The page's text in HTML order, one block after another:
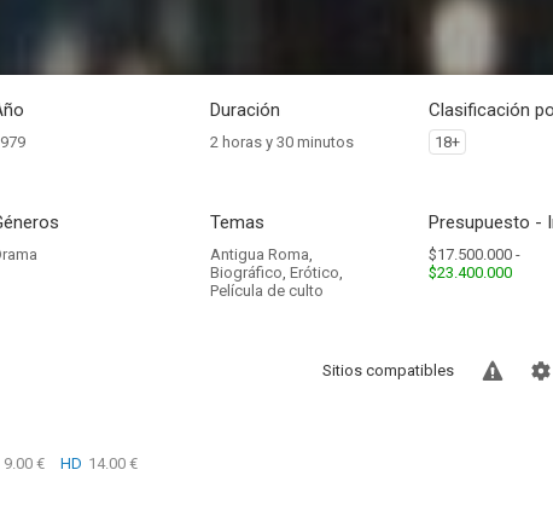
Duración
2 horas y 30 minutos
Clasificación
18+
Temas
Antigua Roma,
Biográfico, Erótico,
Película de culto
Presupuesto -
$17.500.000 -
$23.400.000
Sitios compatibles
9.00 € HD 14.00 €